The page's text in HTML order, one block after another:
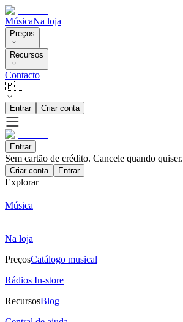
MúsicaNa loja
Preços
Recursos
Contacto
🇵🇹
Entrar Criar conta
Entrar
Sem cartão de crédito. Cancele quando quiser.
Criar conta Entrar
Explorar
Música
Na loja
PreçosCatálogo musical
Rádios In-store
RecursosBlog